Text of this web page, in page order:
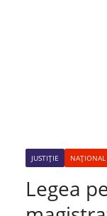
JUSTIȚIE NAȚIONAL
Legea